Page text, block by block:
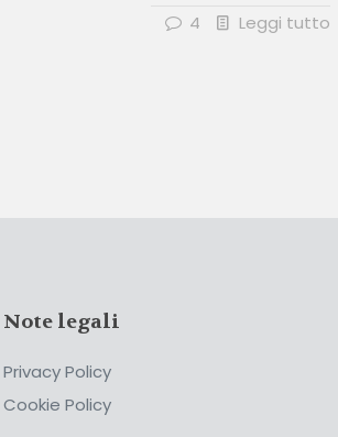
4 Leggi tutto
Note legali
Privacy Policy
Cookie Policy